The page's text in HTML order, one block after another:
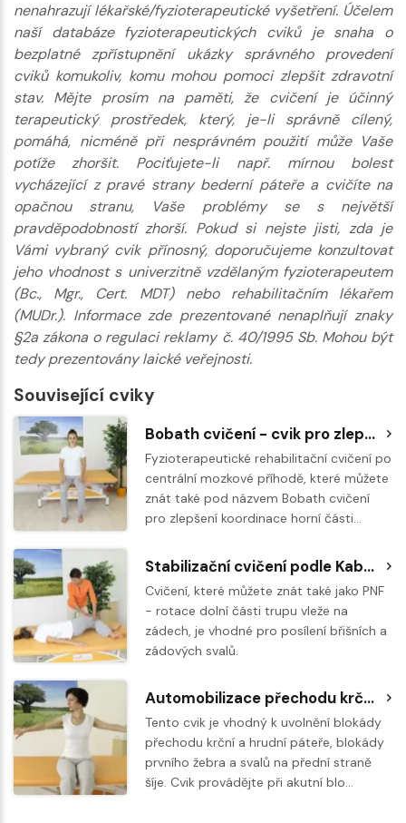
nenahrazují lékařské/fyzioterapeutické vyšetření. Účelem
naší databáze fyzioterapeutických cviků je snaha o
bezplatné zpřístupnění ukázky správného provedení
cviků komukoliv, komu mohou pomoci zlepšit zdravotní
stav. Mějte prosím na paměti, že cvičení je účinný
terapeutický prostředek, který, je-li správně cílený,
pomáhá, nicméně při nesprávném použití může Vaše
potíže zhoršit. Pociťujete-li např. mírnou bolest
vycházející z pravé strany bederní páteře a cvičíte na
opačnou stranu, Vaše problémy se s největší
pravděpodobností zhorší. Pokud si nejste jisti, zda je
Vámi vybraný cvik přínosný, doporučujeme konzultovat
jeho vhodnost s univerzitně vzdělaným fyzioterapeutem
(Bc., Mgr., Cert. MDT) nebo rehabilitačním lékařem
(MUDr.). Informace zde prezentované nenaplňují znaky
§2a zákona o regulaci reklamy č. 40/1995 Sb. Mohou být
tedy prezentovány laické veřejnosti.
Související cviky
Bobath cvičení - cvik pro zlepšení koordinace trupu a horních končetin
Fyzioterapeutické rehabilitační cvičení po
centrální mozkové příhodě, které můžete
znát také pod názvem Bobath cvičení
pro zlepšení koordinace horní části…
Stabilizační cvičení podle Kabata - posilovací cvik vleže na zádech pro uvolnění páteře
Cvičení, které můžete znát také jako PNF
- rotace dolní části trupu vleže na
zádech, je vhodné pro posílení břišních a
zádových svalů.
Automobilizace přechodu krční a hrudní páteře
Tento cvik je vhodný k uvolnění blokády
přechodu krční a hrudní páteře, blokády
prvního žebra a svalů na přední straně
šíje. Cvik provádějte při akutní blo…